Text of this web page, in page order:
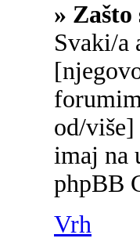
»
Svaki/a
od/
imaj na
phpBB
Vrh